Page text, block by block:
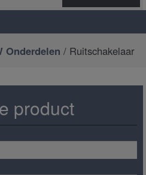
Onderdelen / Ruitschakelaar
product